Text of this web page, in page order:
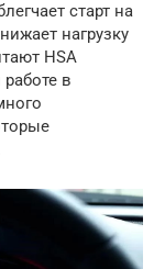
старт на
нагрузку
HSA
в